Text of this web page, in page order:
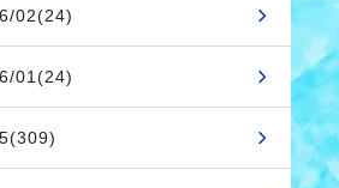
02(24)
01(24)